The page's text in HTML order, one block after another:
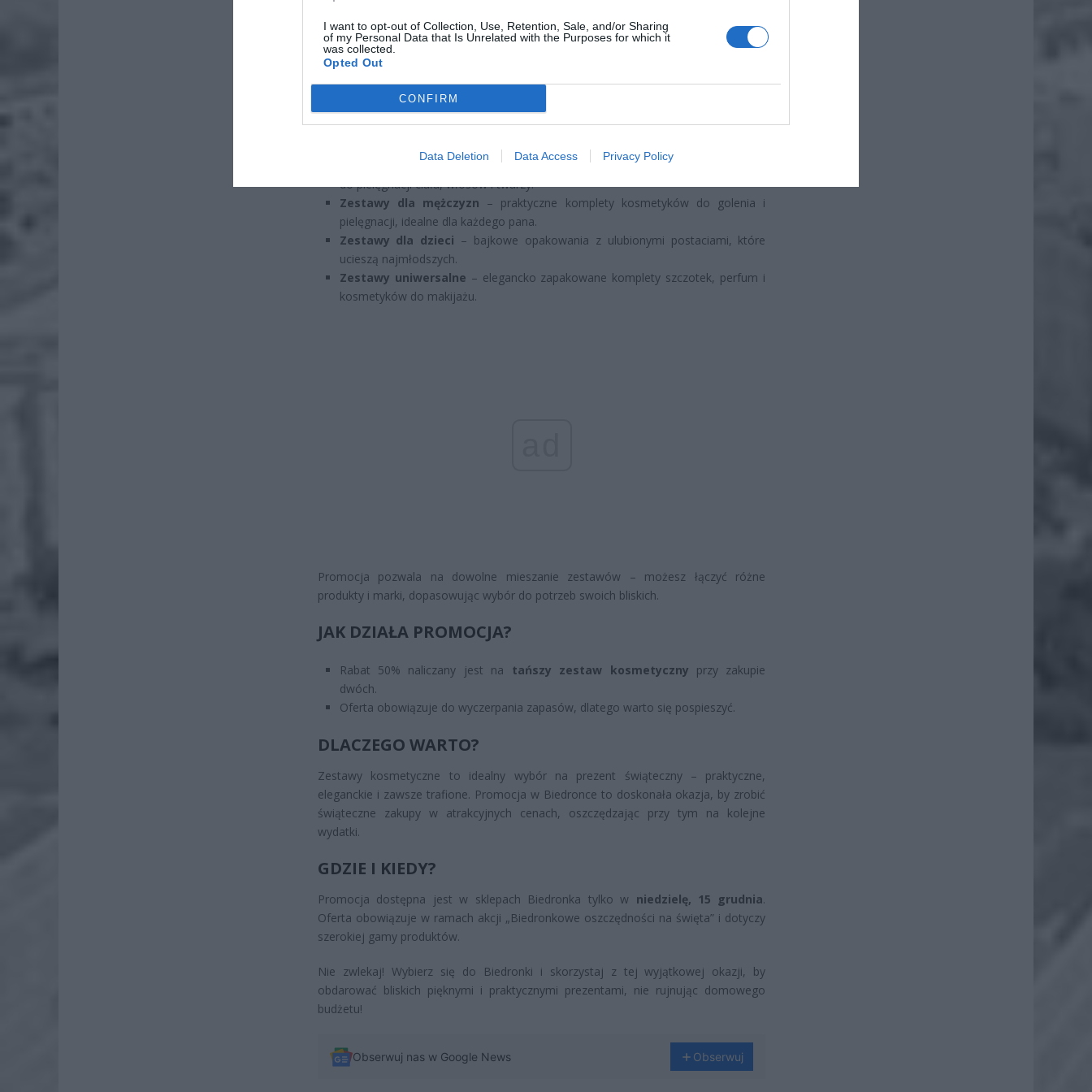
I want to opt-out of Collection, Use, Retention, Sale, and/or Sharing
of my Personal Data that Is Unrelated with the Purposes for which it
was collected.
Opted Out
CONFIRM
Data Deletion Data Access Privacy Policy
rodziców dzieci do 3. roku życia
7 sierpnia 2026 19:29
ZUS podniesie próg 500 plus dla seniorów. Policzyliśmy, ile może
wynieść wypłata przy emeryturze od 2200 do 2700 zł
7 sierpnia 2026 19:14
Zestawy dla kobiet– marki takie jak Perfecta ,NiloiczyJantar
do pielęgnacji ciała, włosów i twarzy.
Zestawy dla mężczyzn – praktyczne komplety kosmetyków do golenia i
pielęgnacji, idealne dla każdego pana.
Zestawy dla dzieci – bajkowe opakowania z ulubionymi postaciami, które
ucieszą najmłodszych.
Zestawy uniwersalne – elegancko zapakowane komplety szczotek, perfum i
kosmetyków do makijażu.
Promocja pozwala na dowolne mieszanie zestawów – możesz łączyć różne
produkty i marki, dopasowując wybór do potrzeb swoich bliskich.
JAK DZIAŁA PROMOCJA?
Rabat 50% naliczany jest na tańszy zestaw kosmetyczny przy zakupie
dwóch.
Oferta obowiązuje do wyczerpania zapasów, dlatego warto się pospieszyć.
DLACZEGO WARTO?
Zestawy kosmetyczne to idealny wybór na prezent świąteczny – praktyczne,
eleganckie i zawsze trafione. Promocja w Biedronce to doskonała okazja, by zrobić
świąteczne zakupy w atrakcyjnych cenach, oszczędzając przy tym na kolejne
wydatki.
GDZIE I KIEDY?
Promocja dostępna jest w sklepach Biedronka tylko w niedzielę, 15 grudnia.
Oferta obowiązuje w ramach akcji „Biedronkowe oszczędności na święta” i dotyczy
szerokiej gamy produktów.
Nie zwlekaj! Wybierz się do Biedronki i skorzystaj z tej wyjątkowej okazji, by
obdarować bliskich pięknymi i praktycznymi prezentami, nie rujnując domowego
budżetu!
Obserwuj nas w Google News Obserwuj